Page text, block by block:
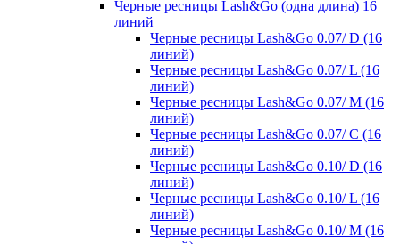
Черные ресницы Lash&Go (одна длина) 16
линий
Черные ресницы Lash&Go 0.07/ D (16
линий)
Черные ресницы Lash&Go 0.07/ L (16
линий)
Черные ресницы Lash&Go 0.07/ М (16
линий)
Черные ресницы Lash&Go 0.07/ С (16
линий)
Черные ресницы Lash&Go 0.10/ D (16
линий)
Черные ресницы Lash&Go 0.10/ L (16
линий)
Черные ресницы Lash&Go 0.10/ М (16